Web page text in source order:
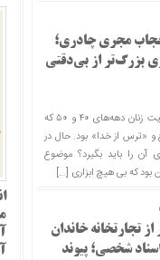
مجری چادری؛
بزرگ‌تر از بی‌دقتی
خوزنامه| در حکومت غیر دینی گذشته اکثریت زنان دهه‌های ۴۰ و ۵۰ که
و «ترس از خدا» بود. حال در
را باید بگیرد؟ موضوع
که بی هیچ ابزاری […]
تجارتخانه خاندان
شخصی؛ پیوند